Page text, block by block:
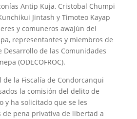
Antip Kuja, Cristobal Chumpi
Jintash y Timoteo Kayap
y comuneros awajún del
representantes y miembros de
Desarrollo de las Comunidades
(ODECOFROC).
de la Fiscalía de Condorcanqui
la comisión del delito de
y ha solicitado que se les
de pena privativa de libertad a